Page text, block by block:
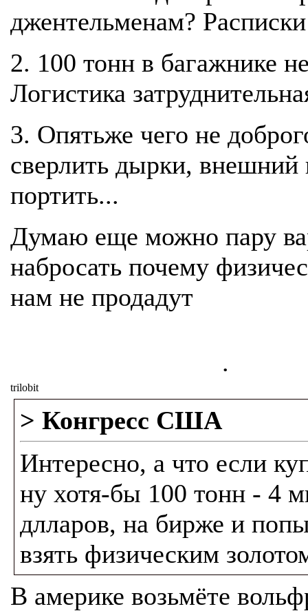
джентельменам?
2. 100 тонн в багажнике
Логистика
3. Опятьже чего не
сверлить дырки, внешний
портить...
Думаю еще можно пару
набросать почему
нам не продадут
.
trilobit
> Конгресс США
Интересно, а что если
ну хотя-бы 100 тонн - 4
длларов, на бирже и
взять физическим
В америке возьмёте